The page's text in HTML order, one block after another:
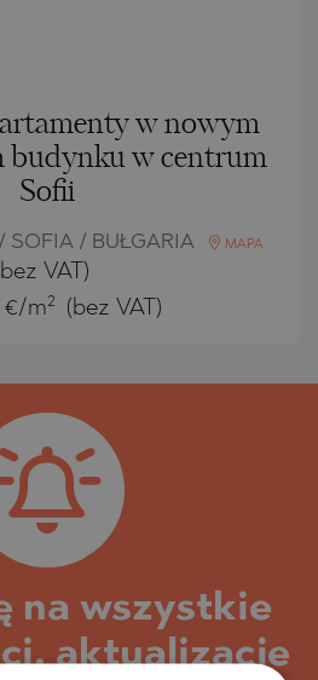
w nowym
budynku w centrum
Sofii
SOFIA / BUŁGARIA MAPA
VAT)
€/m2 (bez VAT)
na wszystkie
aktualizacje